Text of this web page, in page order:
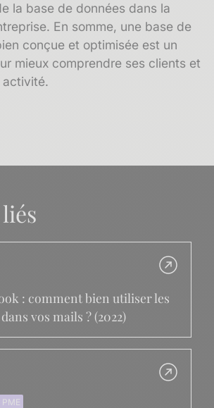
la base de données dans la
En somme, une base de
conçue et optimisée est un
mieux comprendre ses clients et
activité.
: comment bien utiliser les
vos mails ? (2022)